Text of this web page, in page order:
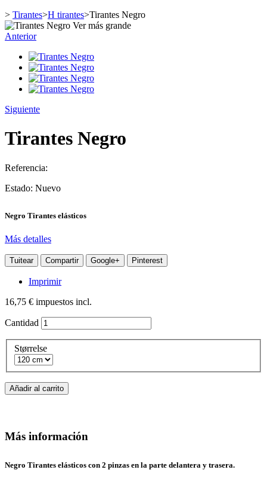
> Tirantes>H tirantes>Tirantes Negro
Ver más grande
Anterior
Siguiente
Tirantes Negro
Referencia:
Estado: Nuevo
Negro Tirantes elásticos
Más detalles
Tuitear Compartir Google+ Pinterest
Imprimir
16,75 € impuestos incl.
Cantidad
Størrelse
Añadir al carrito
Más información
Negro Tirantes elásticos con 2 pinzas en la parte delantera y trasera.